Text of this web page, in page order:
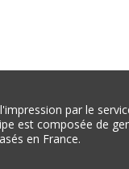
par le
est composée de
en France.